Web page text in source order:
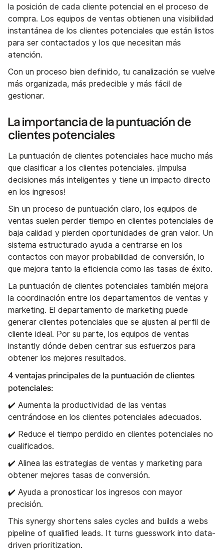
la posición de cada cliente potencial en el proceso de
compra. Los equipos de ventas obtienen una visibilidad
instantánea de los clientes potenciales que están listos
para ser contactados y los que necesitan más
atención.
Con un proceso bien definido, tu canalización se vuelve
más organizada, más predecible y más fácil de
gestionar.
La importancia de la puntuación de
clientes potenciales
La puntuación de clientes potenciales hace mucho más
que clasificar a los clientes potenciales. ¡Impulsa
decisiones más inteligentes y tiene un impacto directo
en los ingresos!
Sin un proceso de puntuación claro, los equipos de
ventas suelen perder tiempo en clientes potenciales de
baja calidad y pierden oportunidades de gran valor. Un
sistema estructurado ayuda a centrarse en los
contactos con mayor probabilidad de conversión, lo
que mejora tanto la eficiencia como las tasas de éxito.
La puntuación de clientes potenciales también mejora
la coordinación entre los departamentos de ventas y
marketing. El departamento de marketing puede
generar clientes potenciales que se ajusten al perfil de
cliente ideal. Por su parte, los equipos de ventas
instantly dónde deben centrar sus esfuerzos para
obtener los mejores resultados.
4 ventajas principales de la puntuación de clientes
potenciales:
✔️ Aumenta la productividad de las ventas
centrándose en los clientes potenciales adecuados.
✔️ Reduce el tiempo perdido en clientes potenciales no
cualificados.
✔️ Alinea las estrategias de ventas y marketing para
obtener mejores tasas de conversión.
✔️ Ayuda a pronosticar los ingresos con mayor
precisión.
This synergy shortens sales cycles and builds a webs
pipeline of qualified leads. It turns guesswork into data-
driven prioritization.